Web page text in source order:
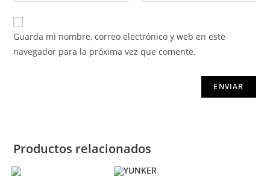
Guarda mi nombre, correo electrónico y web en este
navegador para la próxima vez que comente.
Productos relacionados